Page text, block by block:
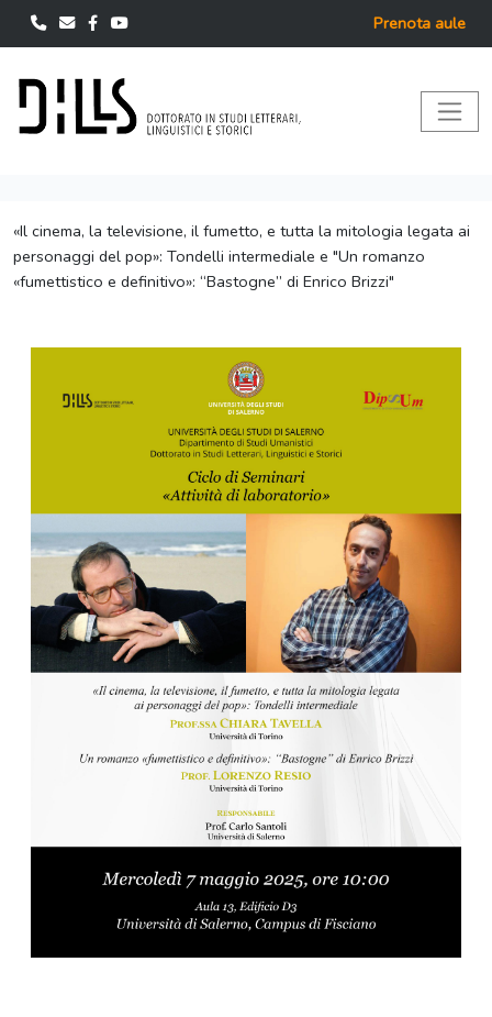
Prenota aule
«Il cinema, la televisione, il fumetto, e tutta la mitologia legata ai
personaggi del pop»: Tondelli intermediale e "Un romanzo
«fumettistico e definitivo»: “Bastogne” di Enrico Brizzi"